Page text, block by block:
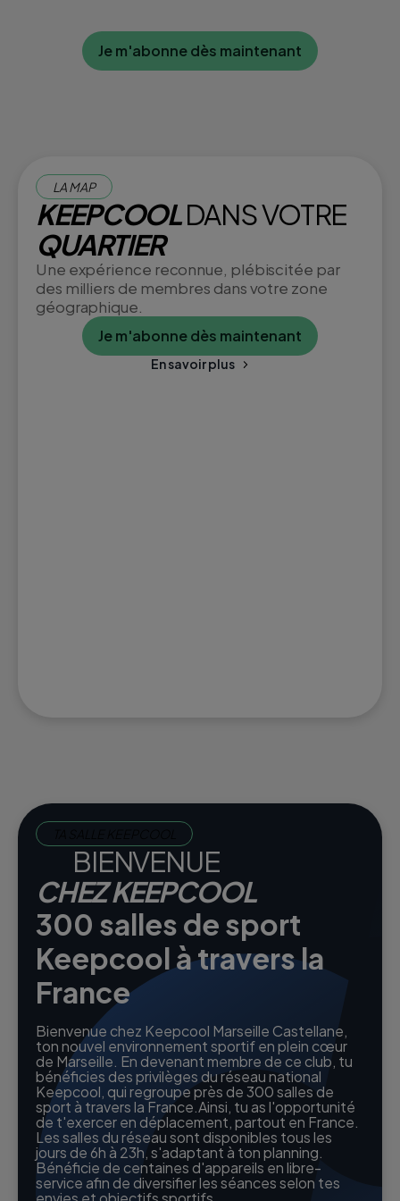
Je m'abonne dès maintenant
LA MAP
KEEPCOOLDANS VOTRE
QUARTIER
Une expérience reconnue, plébiscitée par
des milliers de membres dans votre zone
géographique.
Je m'abonne dès maintenant
En savoir plus
BIENVENUE
CHEZ KEEPCOOL
300 salles de sport
Keepcool à travers la
France
Bienvenue chez Keepcool Marseille Castellane,
ton nouvel environnement sportif en plein cœur
de Marseille. En devenant membre de ce club, tu
bénéficies des privilèges du réseau national
Keepcool, qui regroupe près de 300 salles de
sport à travers la France.Ainsi, tu as l'opportunité
de t'exercer en déplacement, partout en France.
Les salles du réseau sont disponibles tous les
jours de 6h à 23h, s'adaptant à ton planning.
Bénéficie de centaines d'appareils en libre-
service afin de diversifier les séances selon tes